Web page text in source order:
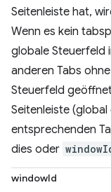
Seitenleiste hat,
Wenn es kein
globale Steuerfeld
anderen Tabs
Steuerfeld
Seitenleiste
entsprechenden
dies oder
windowId